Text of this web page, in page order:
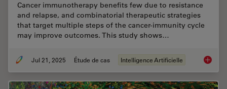
Cancer immunotherapy benefits few due to resistance
and relapse, and combinatorial therapeutic strategies
that target multiple steps of the cancer-immunity cycle
may improve outcomes. This study shows…
Jul 21, 2025 Étude de cas Intelligence Artificielle